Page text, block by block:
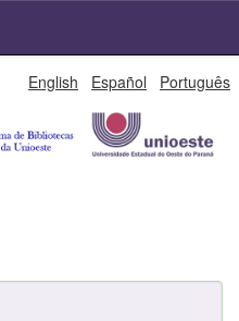
English Español Português